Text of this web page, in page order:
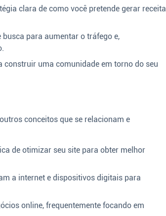
clara de como você pretende gerar receita
para aumentar o tráfego e,
construir uma comunidade em torno do seu
conceitos que se relacionam e
de otimizar seu site para obter melhor
a internet e dispositivos digitais para
online, frequentemente focando em